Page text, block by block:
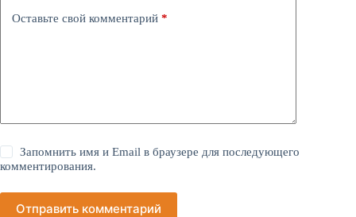
Оставьте свой комментарий *
Запомнить имя и Email в браузере для последующего
комментирования.
Отправить комментарий